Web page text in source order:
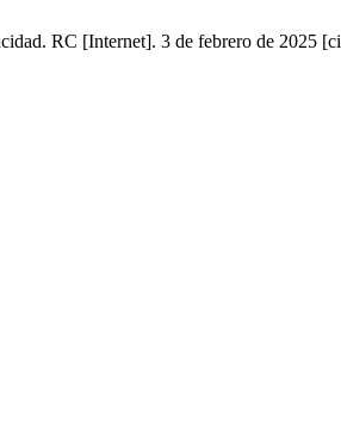
RC [Internet]. 3 de febrero de 2025